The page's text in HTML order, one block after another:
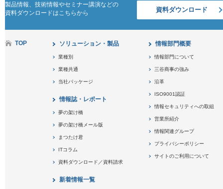
製品情報、技術情報やセミナー講演などの
資料ダウンロードはこちらから
資料ダウンロード
TOP ソリューション・製品
業種別
業種共通
当社パッケージ
情報誌・レポート
夢の架け橋
夢の架け橋メール版
まつたけ君
ITコラム
資料ダウンロード／資料請求
新着情報一覧
情報部門概要
情報部門について
三谷商事の強み
沿革
ISO9001認証
情報セキュリティへの取組
営業所紹介
情報関連グループ
プライバシーポリシー
サイトのご利用について